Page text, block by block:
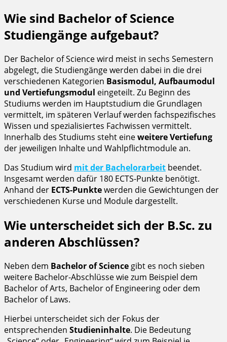
Wie sind Bachelor of Science
Studiengänge aufgebaut?
Der Bachelor of Science wird meist in sechs Semestern
abgelegt, die Studiengänge werden dabei in die drei
verschiedenen Kategorien Basismodul, Aufbaumodul
und Vertiefungsmodul eingeteilt. Zu Beginn des
Studiums werden im Hauptstudium die Grundlagen
vermittelt, im späteren Verlauf werden fachspezifisches
Wissen und spezialisiertes Fachwissen vermittelt.
Innerhalb des Studiums steht eineweitere Vertiefung
der jeweiligen Inhalte und Wahlpflichtmodule an.
Das Studium wird mit der Bachelorarbeit beendet.
Insgesamt werden dafür 180 ECTS-Punkte benötigt.
Anhand der ECTS-Punktewerden die Gewichtungen der
verschiedenen Kurse und Module dargestellt.
Wie unterscheidet sich der B.Sc. zu
anderen Abschlüssen?
Neben dem Bachelor of Science gibt es noch sieben
weitere Bachelor-Abschlüsse wie zum Beispiel dem
Bachelor of Arts, Bachelor of Engineering oder dem
Bachelor of Laws.
Hierbei unterscheidet sich der Fokus der
entsprechenden Studieninhalte. Die Bedeutung